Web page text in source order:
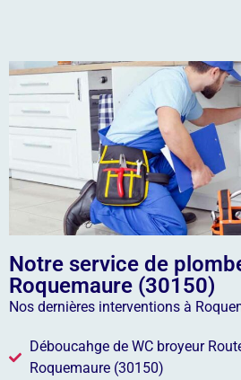
Notre service de
Roquemaure (30150)
Nos dernières interventions à
Déboucahge de WC broyeur
Roquemaure (30150)